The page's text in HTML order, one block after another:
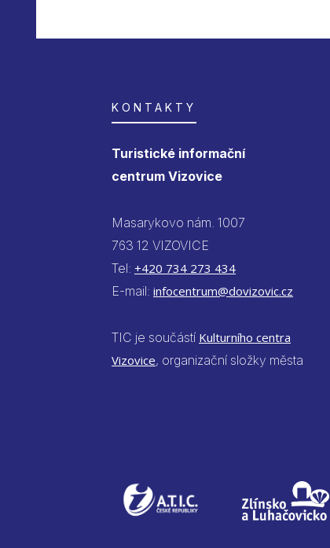
KONTAKTY
Turistické informační
centrum Vizovice
Masarykovo nám. 1007
763 12 VIZOVICE
Tel: +420 734 273 434
E-mail: infocentrum@dovizovic.cz
TIC je součástí Kulturního centra
Vizovice, organizační složky města